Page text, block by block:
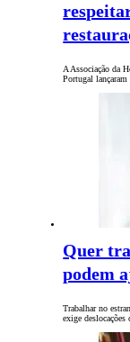
A Associação da
Portugal
Quer
podem
Trabalhar no
exige